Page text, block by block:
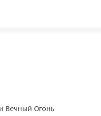
Вечный Огонь